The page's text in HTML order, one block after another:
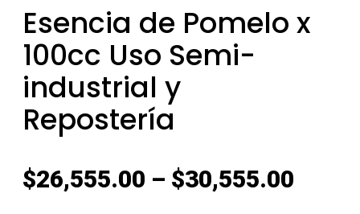
Esencia de Pomelo x
100cc Uso Semi-
industrial y
Repostería
$26,555.00 – $30,555.00